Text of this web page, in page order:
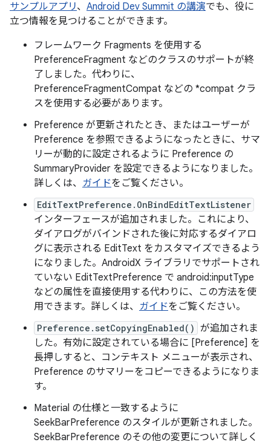
サンプルアプリ、 Android Dev Summit の講演でも、役に
立つ情報を見つけることができます。
フレームワーク Fragments を使用する
PreferenceFragment などのクラスのサポートが終
了しました。代わりに、
PreferenceFragmentCompat などの *compat クラ
スを使用する必要があります。
Preference が更新されたとき、またはユーザーが
Preference を参照できるようになったときに、サマ
リーが動的に設定されるように Preference の
SummaryProvider を設定できるようになりました。
詳しくは、 ガイドをご覧ください。
EditTextPreference.OnBindEditTextListener
インターフェースが追加されました。これにより、
ダイアログがバインドされた後に対応するダイアロ
グに表示される EditText をカスタマイズできるよう
になりました。AndroidX ライブラリでサポートされ
ていない EditTextPreference で android:inputType
などの属性を直接使用する代わりに、この方法を使
用できます。詳しくは、 ガイドをご覧ください。
Preference.setCopyingEnabled() が追加されま
した。有効に設定されている場合に [Preference] を
長押しすると、コンテキスト メニューが表示され、
Preference のサマリーをコピーできるようになりま
す。
Material の仕様と一致するように
SeekBarPreference のスタイルが更新されました。
SeekBarPreference のその他の変更について詳しく